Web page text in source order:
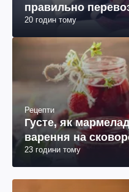
правильно
20 годин тому
Рецепти
Густе, як
варення на
23 години тому